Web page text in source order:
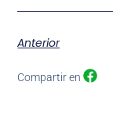
Anterior
Compartir en